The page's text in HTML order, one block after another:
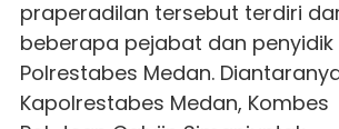
praperadilan tersebut terdiri
beberapa pejabat dan penyidik
Polrestabes Medan.
Kapolrestabes Medan, Kombes